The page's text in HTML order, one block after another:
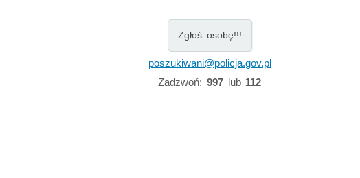
Zgłoś osobę!!!
poszukiwani@policja.gov.pl
Zadzwoń: 997lub 112